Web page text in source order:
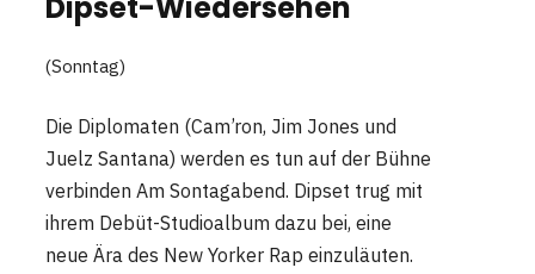
(Sonntag)
Die Diplomaten (Cam’ron, Jim Jones und
Juelz Santana) werden es tun auf der Bühne
verbinden Am Sontagabend. Dipset trug mit
ihrem Debüt-Studioalbum dazu bei, eine
neue Ära des New Yorker Rap einzuläuten.